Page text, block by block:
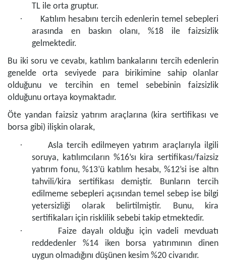
TL ile orta gruptur.
·
Katılım hesabını tercih edenlerin temel sebepleri
arasında en baskın olanı, %18 ile faizsizlik
gelmektedir.
Bu iki soru ve cevabı, katılım bankalarını tercih edenlerin
genelde orta seviyede para birikimine sahip olanlar
olduğunu ve tercihin en temel sebebinin faizsizlik
olduğunu ortaya koymaktadır.
Öte yandan faizsiz yatırım araçlarına (kira sertifikası ve
borsa gibi) ilişkin olarak,
·
Asla tercih edilmeyen yatırım araçlarıyla ilgili
soruya, katılımcıların %16’sı kira sertifikası/faizsiz
yatırım fonu, %13’ü katılım hesabı, %12’si ise altın
tahvili/kira sertifikası demiştir. Bunların tercih
edilmeme sebepleri açısından temel sebep ise bilgi
yetersizliği olarak belirtilmiştir. Bunu, kira
sertifikaları için risklilik sebebi takip etmektedir.
·
Faize dayalı olduğu için vadeli mevduatı
reddedenler %14 iken borsa yatırımının dinen
uygun olmadığını düşünen kesim %20 civarıdır.